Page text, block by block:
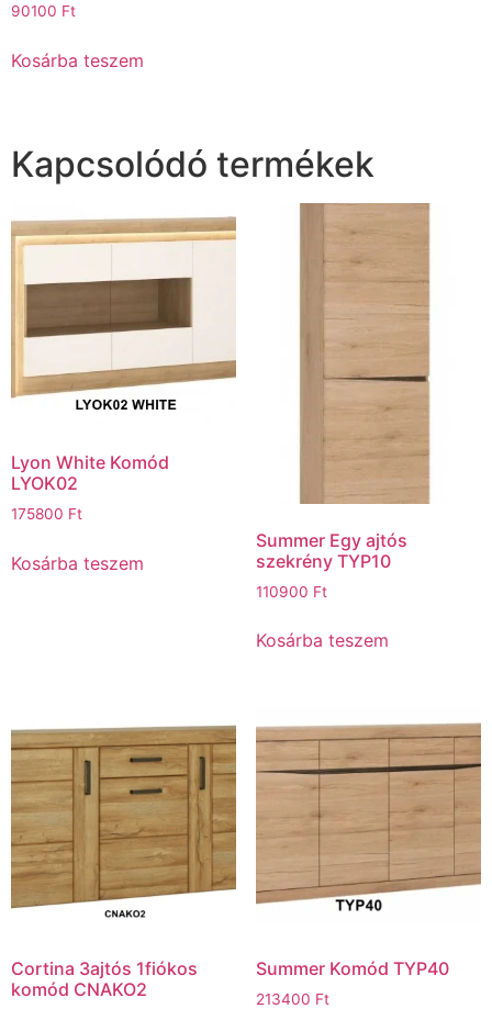
90100 Ft
Kosárba teszem
Kapcsolódó termékek
Lyon White Komód
LYOK02
175800 Ft
Kosárba teszem
Summer Egy ajtós
szekrény TYP10
110900 Ft
Kosárba teszem
Cortina 3ajtós 1fiókos
komód CNAKO2
Summer Komód TYP40
213400 Ft